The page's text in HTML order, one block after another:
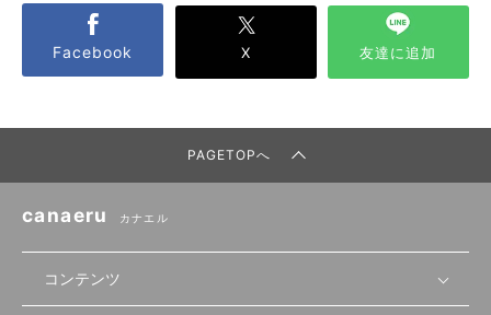
Facebook X 友達に追加
PAGETOPへ
canaeru カナエル
コンテンツ